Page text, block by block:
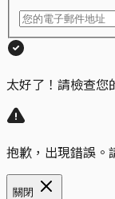
太好了！請檢查您
抱歉，出現錯誤。
關閉